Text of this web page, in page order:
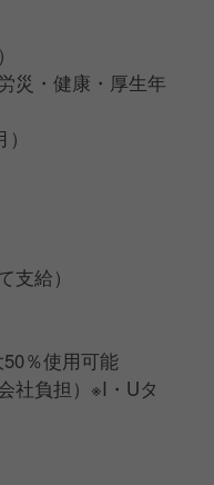
災・健康・厚生年
支給）
％使用可能
社負担）※I・Uタ